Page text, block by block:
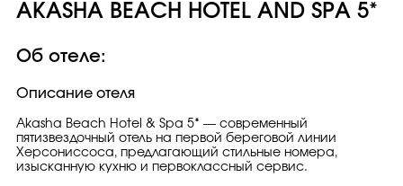
AKASHA BEACH HOTEL AND SPA 5*
Об отеле:
Описание отеля
Akasha Beach Hotel & Spa 5* — современный
пятизвездочный отель на первой береговой линии
Херсониссоса, предлагающий стильные номера,
изысканную кухню и первоклассный сервис.